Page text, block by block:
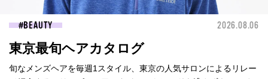
BEAUTY 2026.08.06
東京最旬ヘアカタログ
旬なメンズヘアを毎週1スタイル、東京の人気サロンによるリレー